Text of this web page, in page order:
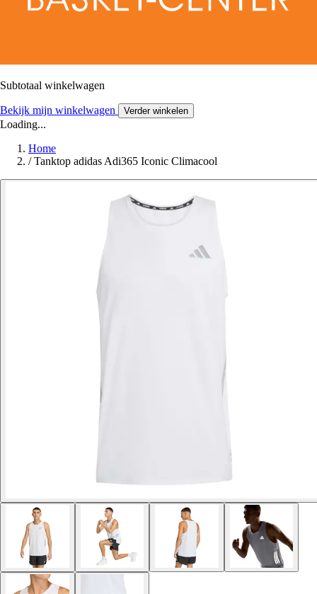
Subtotaal winkelwagen
Bekijk mijn winkelwagen Verder winkelen
Loading...
Home
/ Tanktop adidas Adi365 Iconic Climacool